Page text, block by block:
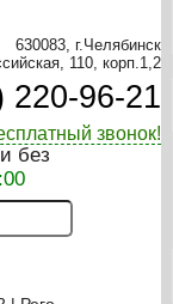
без
630083, г.Челябинск
110, корп.1,2
220-96-21
звонок!